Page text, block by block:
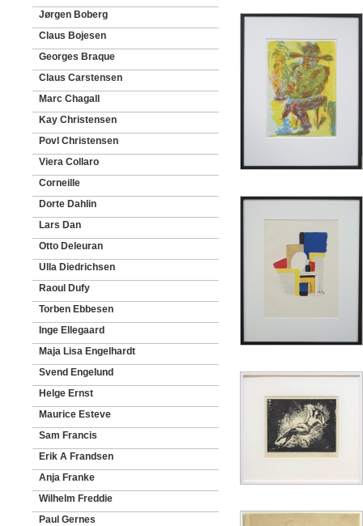
Jørgen Boberg
Claus Bojesen
Georges Braque
Claus Carstensen
Marc Chagall
Kay Christensen
Povl Christensen
Viera Collaro
Corneille
Dorte Dahlin
Lars Dan
Otto Deleuran
Ulla Diedrichsen
Raoul Dufy
Torben Ebbesen
Inge Ellegaard
Maja Lisa Engelhardt
Svend Engelund
Helge Ernst
Maurice Esteve
Sam Francis
Erik A Frandsen
Anja Franke
Wilhelm Freddie
Paul Gernes